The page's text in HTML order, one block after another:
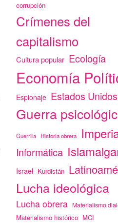
corrupción
Crímenes del
capitalismo
Cultura popular Ecología
Economía
Espionaje Estados Unidos
Guerra
Guerrilla Historia obrera
Informática
Israel Kurdistán
Lucha ideológica
Lucha obrera Materialismo
Materialismo histórico MCI